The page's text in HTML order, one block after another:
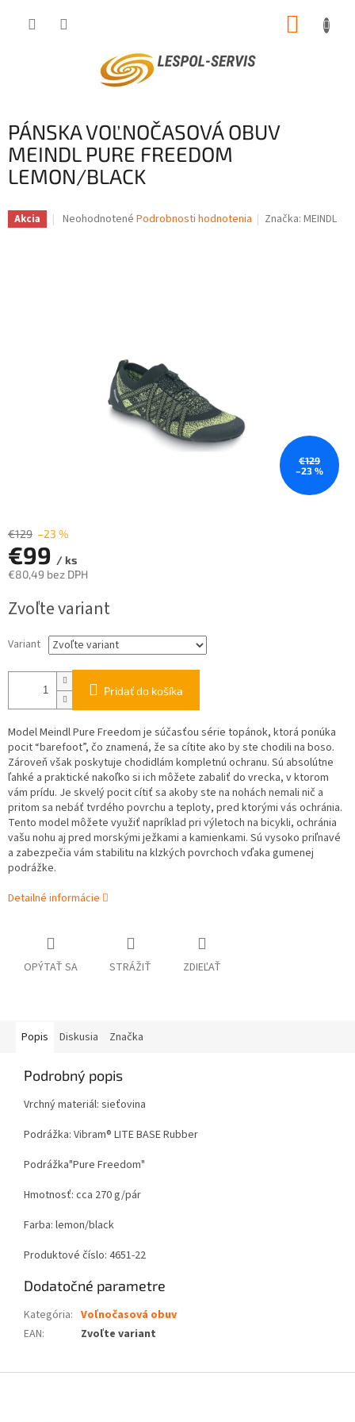
PÁNSKA VOĽNOČASOVÁ OBUV
MEINDL PURE FREEDOM
LEMON/BLACK
Akcia
Priemerné
Neohodnotené Podrobnosti hodnotenia Značka:MEINDL
€129
–23 %
€129 –23 %
€99 / ks
€80,49 bez DPH
cena:
Zvoľte variant
Variant
Pridať do košíka
Model Meindl Pure Freedom je súčasťou série topánok, ktorá ponúka
pocit “barefoot”, čo znamená, že sa cítite ako by ste chodili na boso.
Zároveň však poskytuje chodidlám kompletnú ochranu. Sú absolútne
ľahké a praktické nakoľko si ich môžete zabaliť do vrecka, v ktorom
vám prídu. Je skvelý pocit cítiť sa akoby ste na nohách nemali nič a
pritom sa nebáť tvrdého povrchu a teploty, pred ktorými vás ochránia.
Tento model môžete využiť napríklad pri výletoch na bicykli, ochránia
vašu nohu aj pred morskými ježkami a kamienkami. Sú vysoko priľnavé
a zabezpečia vám stabilitu na klzkých povrchoch vďaka gumenej
podrážke.
Detailné informácie
OPÝTAŤ SA STRÁŽIŤ ZDIEĽAŤ
Popis Diskusia Značka
Podrobný popis
Vrchný materiál: sieťovina
Podrážka: Vibram® LITE BASE Rubber
Podrážka"Pure Freedom"
Hmotnosť: cca 270 g/pár
Farba: lemon/black
Produktové číslo: 4651-22
Dodatočné parametre
Kategória: Voľnočasová obuv
EAN: Zvoľte variant